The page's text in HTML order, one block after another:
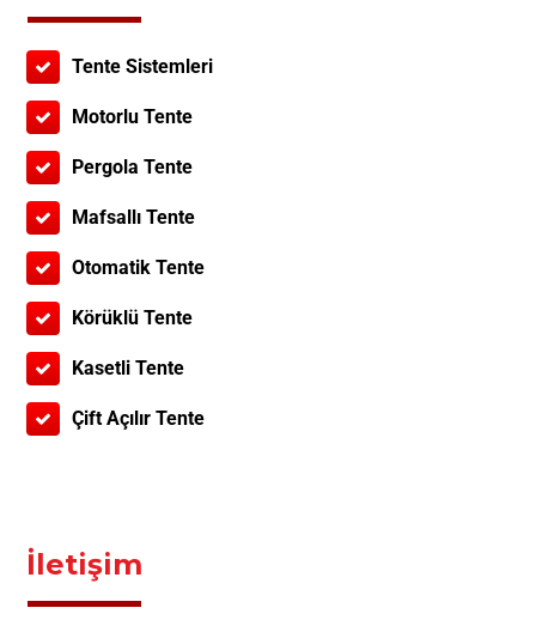
Tente Sistemleri
Motorlu Tente
Pergola Tente
Mafsallı Tente
Otomatik Tente
Körüklü Tente
Kasetli Tente
Çift Açılır Tente
İletişim